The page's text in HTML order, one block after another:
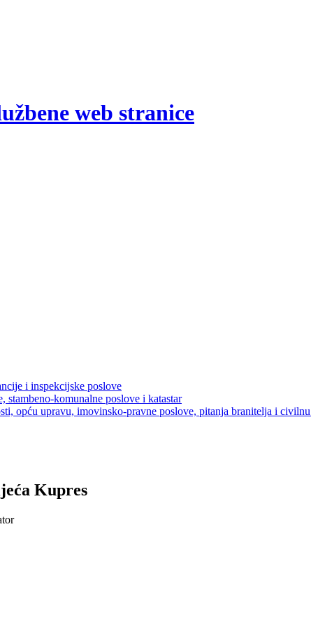
web stranice
i inspekcijske poslove
stambeno-komunalne poslove i katastar
opću upravu, imovinsko-pravne poslove, pitanja branitelja i
Kupres